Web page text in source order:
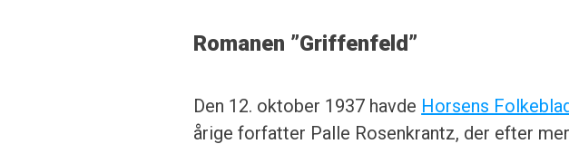
Romanen ”Griffenfeld”
Den 12. oktober 1937 havde Horsens
årige forfatter Palle Rosenkrantz, der efter